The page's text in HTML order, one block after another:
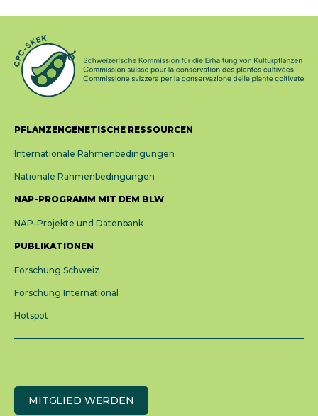
PFLANZENGENETISCHE RESSOURCEN
Internationale Rahmenbedingungen
Nationale Rahmenbedingungen
NAP-PROGRAMM MIT DEM BLW
NAP-Projekte und Datenbank
PUBLIKATIONEN
Forschung Schweiz
Forschung International
Hotspot
MITGLIED WERDEN